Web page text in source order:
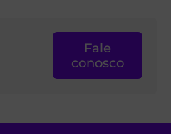
Fale
conosco